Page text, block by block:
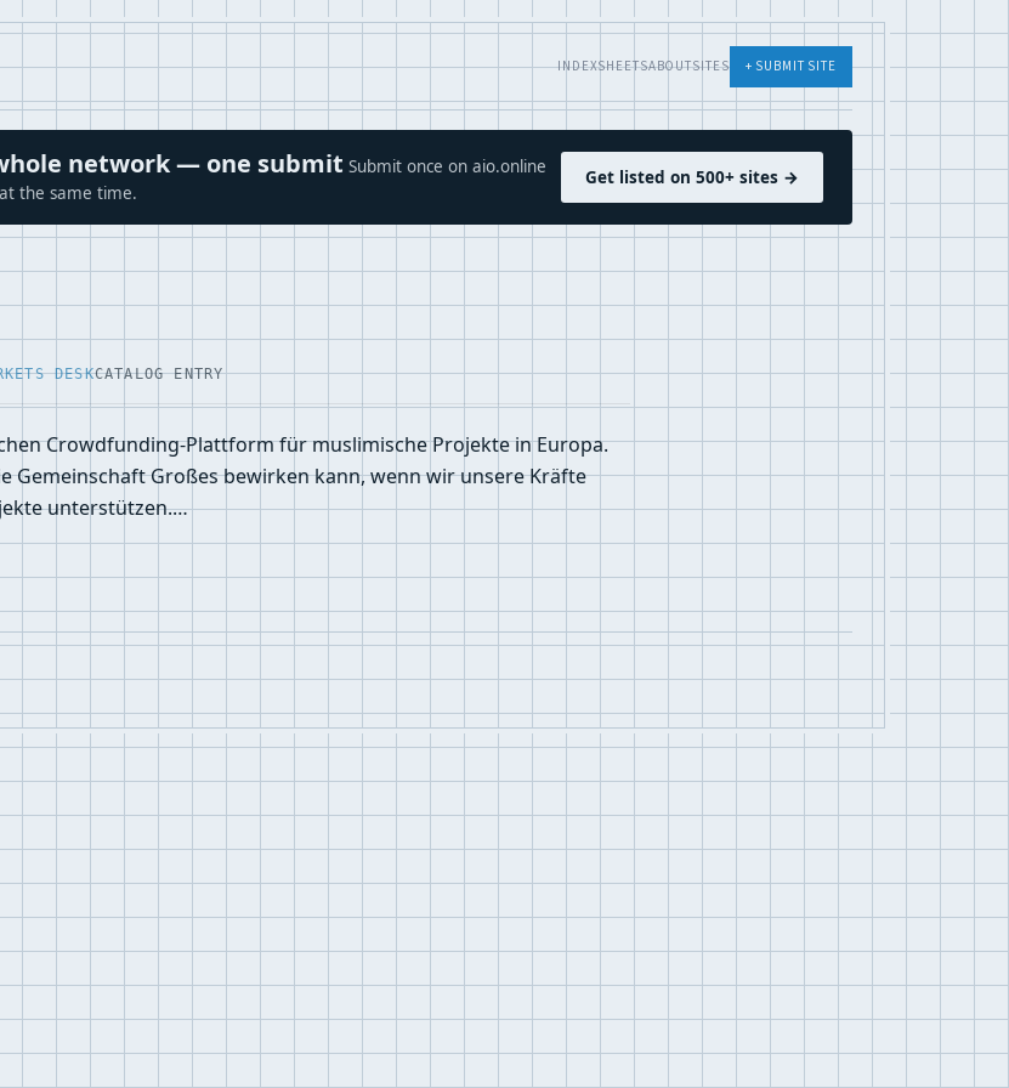
INDEXSHEETSABOUTSITES + SUBMIT SITE
network — one submit Submit once on aio.online
the same time.
Get listed on 500+ sites →
DESKCATALOG ENTRY
Crowdfunding-Plattform für muslimische Projekte in Europa.
Gemeinschaft Großes bewirken kann, wenn wir unsere Kräfte
unterstützen.…